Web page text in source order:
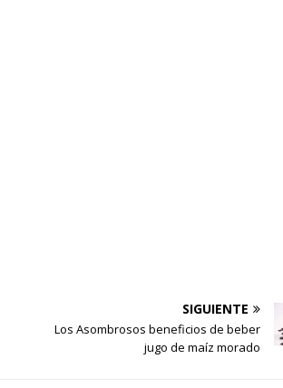
SIGUIENTE
Los Asombrosos beneficios de beber
jugo de maíz morado